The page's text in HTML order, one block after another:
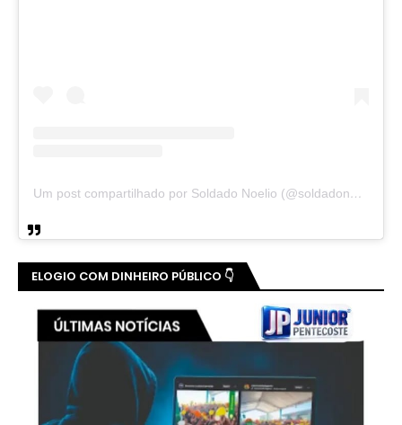
Um post compartilhado por Soldado Noelio (@soldadonoelio)
ELOGIO COM DINHEIRO PÚBLICO 👇